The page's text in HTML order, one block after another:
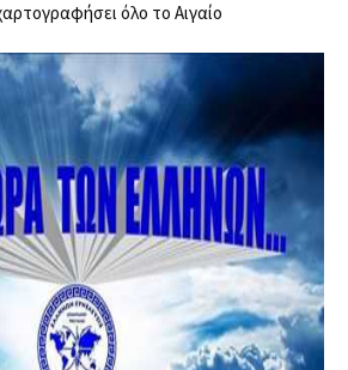
όλο το Αιγαίο